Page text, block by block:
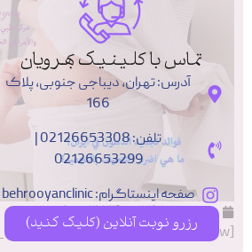
بهمن ۱۵, ۱۳۹۸
۳:۳۴ ب٫ظ
[vc_row][vc_column el_class=”box_article”][vc_column_text]
تماس با کلینیک بهرویان
آدرس: تهران، دیباجی جنوبی، پلاک
166
تلفن: 02126653308 |
02126653299
صفحه اینستاگرام: behrooyanclinic
رزرو نوبت آنلاین (کلیک کنید)